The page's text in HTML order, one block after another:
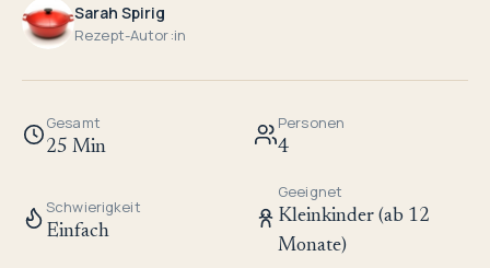
Sarah Spirig
Rezept-Autor:in
Gesamt
25 Min
Personen
4
Schwierigkeit
Einfach
Geeignet
Kleinkinder (ab 12
Monate)